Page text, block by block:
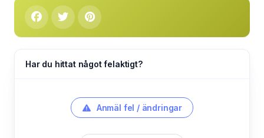
Har du hittat något felaktigt?
Anmäl fel / ändringar